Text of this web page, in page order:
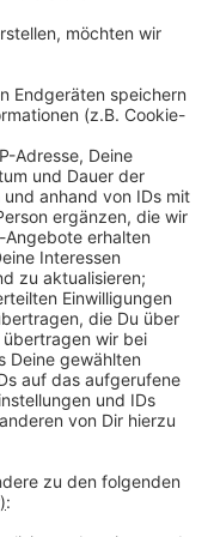
einer nicht
vor dem
haben die
Für das
für die
ist, liegen die
zwischen dem 11.
Düsseldorf